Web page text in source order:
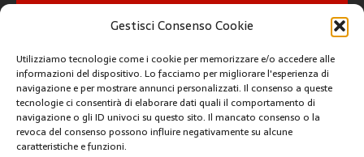
Gestisci Consenso Cookie
Utilizziamo tecnologie come i cookie per memorizzare e/o accedere alle
informazioni del dispositivo. Lo facciamo per migliorare l'esperienza di
navigazione e per mostrare annunci personalizzati. Il consenso a queste
tecnologie ci consentirà di elaborare dati quali il comportamento di
navigazione o gli ID univoci su questo sito. Il mancato consenso o la
revoca del consenso possono influire negativamente su alcune
caratteristiche e funzioni.
GALLERY
CREATIVE COMMONS
Questa opera è concessa in licenza con i termini